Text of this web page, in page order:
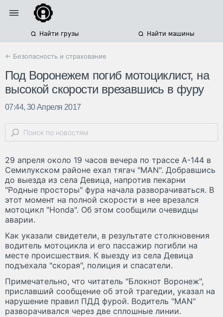
Найти грузы Найти машины
← Безопасность и страхование
Под Воронежем погиб мотоциклист, на
высокой скорости врезавшись в фуру
07:44, 30 Апреля 2017
29 апреля около 19 часов вечера по трассе А-144 в
Семилукском районе ехал тягач "MAN". Добравшись
до выезда из села Девица, напротив пекарни
"Родные просторы" фура начала разворачиваться. В
этот момент на полной скорости в нее врезался
мотоцикл "Honda". Об этом сообщили очевидцы
аварии.
Как указали свидетели, в результате столкновения
водитель мотоцикла и его пассажир погибли на
месте происшествия. К выезду из села Девица
подъехала "скорая", полиция и спасатели.
Примечательно, что читатель "Блокнот Воронеж",
приславший сообщение об этой трагедии, указал на
нарушение правил ПДД фурой. Водитель "MAN"
разворачивался через две сплошные линии.